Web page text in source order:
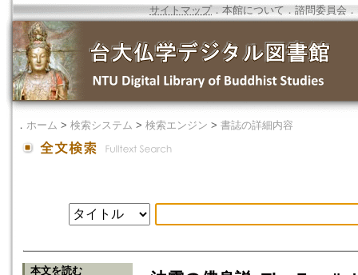
サイトマップ．本館について ． 諮問委員会 ．
． ホーム > 検索システム > 検索エンジン > 書誌の詳細内容
本文を読む